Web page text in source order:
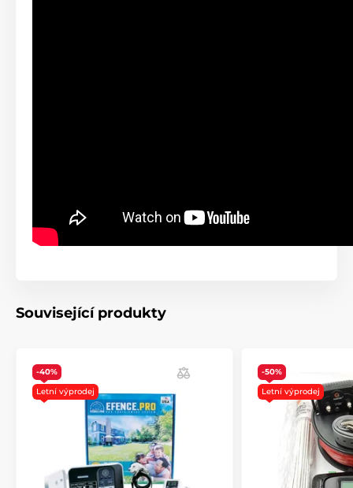
Související produkty
-40%
Letní výprodej
-50%
Letní výprodej